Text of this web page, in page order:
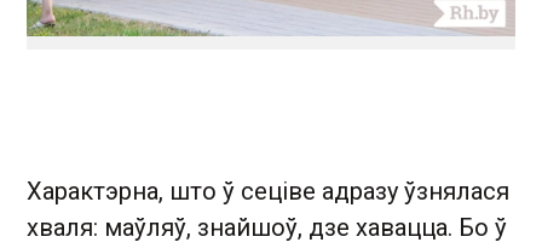
Характэрна, што ў сеціве адразу ўзнялася
хваля: маўляў, знайшоў, дзе хавацца. Бо ў